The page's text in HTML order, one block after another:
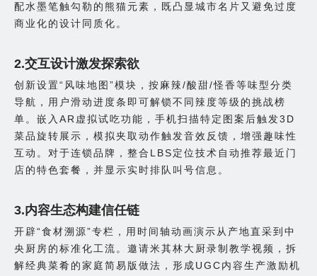
配水墨笔触勾勒的熊猫元素，既凸显城市名片又避免过度
商业化的设计同质化。
2.交互设计激发探索欲
创新设置“风味地图”模块，按麻辣/酸甜/怪香等味型分类
导航，用户滑动进度条即可解锁不同辣度等级的挑战榜
单。嵌入AR虚拟试吃功能，手机扫描特定图案后触发3D
菜品旋转展示，模拟夹取动作触发音效反馈，增强趣味性
互动。对于连锁品牌，整合LBS定位技术自动推荐最近门
店的特色套餐，并显示实时排队叫号信息。
3.内容生态构建信任链
开辟“食材溯源”专栏，用时间轴动画演示从产地直采到中
央厨房的标准化工流。邀请米其林大厨录制教学视频，拆
解经典菜肴的家庭简易版做法，形成UGC内容生产激励机